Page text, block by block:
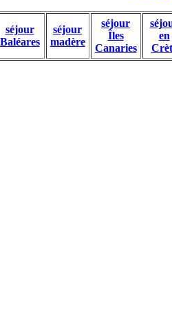
séjour
Baléares
séjour
madère
séjour
Îles
Canaries
en